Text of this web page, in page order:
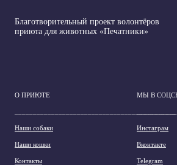
Благотворительный проект волонтёров
приюта для животных «Печатники»
О ПРИЮТЕ
Наши собаки
Наши кошки
Контакты
МЫ В
Инстаграм
Вконтакте
Telegram